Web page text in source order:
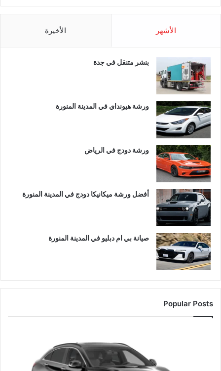
الأشهر الأخيرة
بنشر متنقل في جدة
ورشة هيونداي في المدينة المنورة
ورشة دودج في الرياض
أفضل ورشة ميكانيكا دودج في المدينة المنورة
صيانة بي ام دبليو في المدينة المنورة
Popular Posts